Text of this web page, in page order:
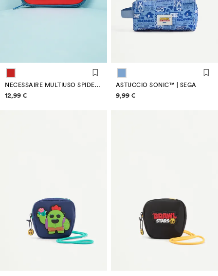
NECESSAIRE MULTIUSO SPIDEY ©MARVEL
Informazioni sui prezzi
12,99 €
ASTUCCIO SONIC™ | SEGA
Informazioni sui prezzi
9,99 €